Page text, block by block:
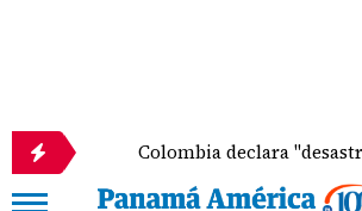
Colombia declara "desastre